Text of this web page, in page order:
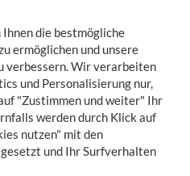
KONTO WARENKORB
die bestmögliche
ermöglichen und unsere
verbessern. Wir verarbeiten
und Personalisierung nur,
"Zustimmen und weiter" Ihr
werden durch Klick auf
nutzen" mit den
und Ihr Surfverhalten